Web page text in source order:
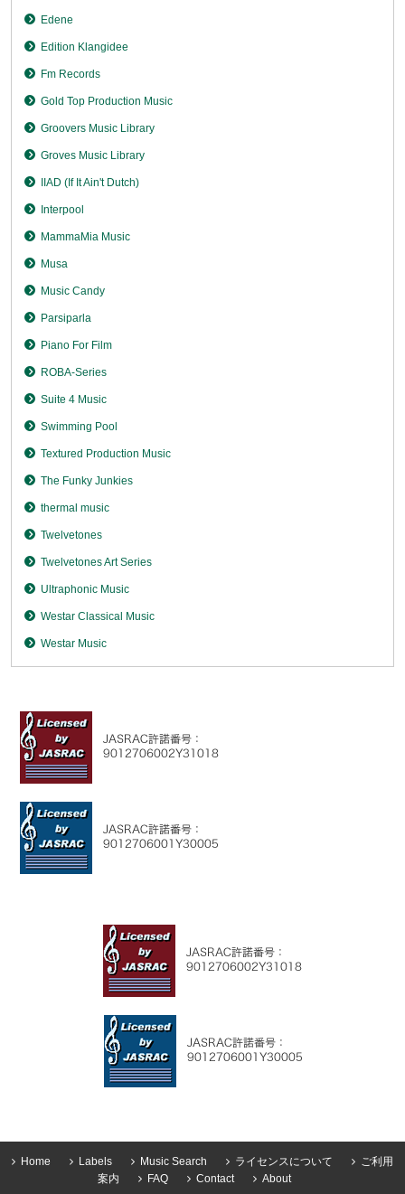
Edene
Edition Klangidee
Fm Records
Gold Top Production Music
Groovers Music Library
Groves Music Library
IIAD (If It Ain't Dutch)
Interpool
MammaMia Music
Musa
Music Candy
Parsiparla
Piano For Film
ROBA-Series
Suite 4 Music
Swimming Pool
Textured Production Music
The Funky Junkies
thermal music
Twelvetones
Twelvetones Art Series
Ultraphonic Music
Westar Classical Music
Westar Music
Home Labels Music Search ライセンスについて
ご利用
案内
FAQ Contact About